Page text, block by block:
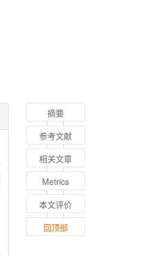
摘要
参考文献
相关文章
Metrics
本文评价
回顶部